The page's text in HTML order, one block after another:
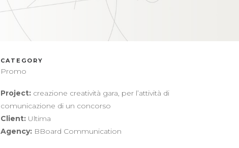
CATEGORY
Promo
Project: creazione creatività gara, per l’attività di
comunicazione di un concorso
Client: Ultima
Agency: BBoard Communication